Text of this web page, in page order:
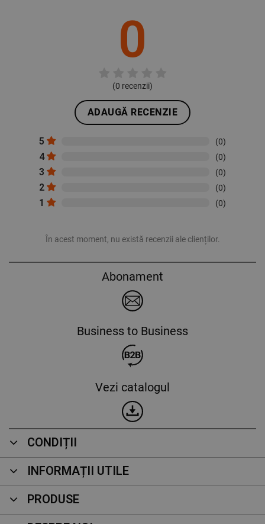
0
(0 recenzii)
ADAUGĂ RECENZIE
5 (0)
4 (0)
3 (0)
2 (0)
1 (0)
În acest moment, nu există recenzii ale clienților.
Abonament
Business to Business
Vezi catalogul
CONDIȚII
INFORMAȚII UTILE
PRODUSE